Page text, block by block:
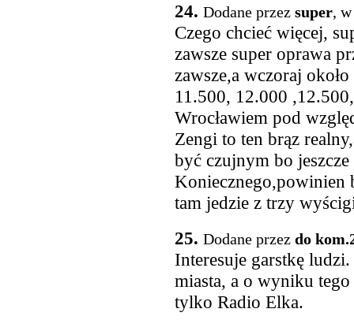
24. Dodane przez super,
Czego chcieć więcej,
zawsze super oprawa
zawsze,a wczoraj
11.500, 12.000
Wrocławiem pod
Zengi to ten brąz
być czujnym bo
Koniecznego,powinien
tam jedzie z trzy
25. Dodane przez do
Interesuje garstkę
miasta, a o wyniku
tylko Radio Elka.